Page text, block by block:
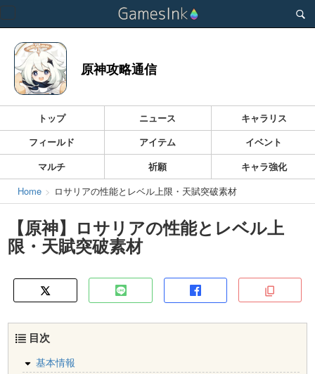
Toggle
原神攻略通信
トップ ニュース
キャラリス
フィールド
アイテム
イベント
マルチ
祈願
キャラ強化
Home
ロサリアの性能とレベル上限・天賦突破素材
【原神】ロサリアの性能とレベル上
限・天賦突破素材
目次
基本情報